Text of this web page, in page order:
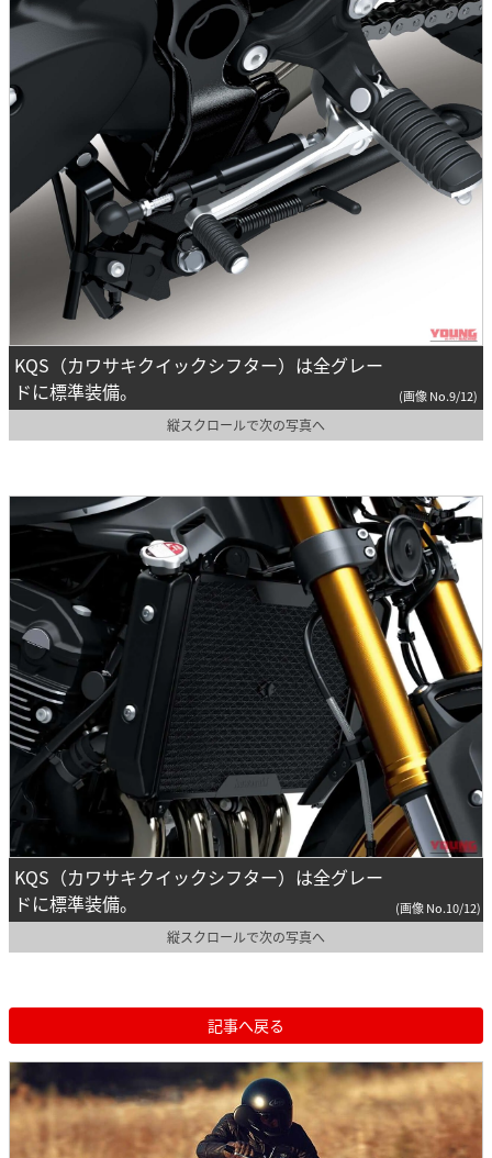
KQS（カワサキクイックシフター）は全グレー
ドに標準装備。
(画像 No.9/12)
縦スクロールで次の写真へ
KQS（カワサキクイックシフター）は全グレー
ドに標準装備。
(画像 No.10/12)
縦スクロールで次の写真へ
記事へ戻る